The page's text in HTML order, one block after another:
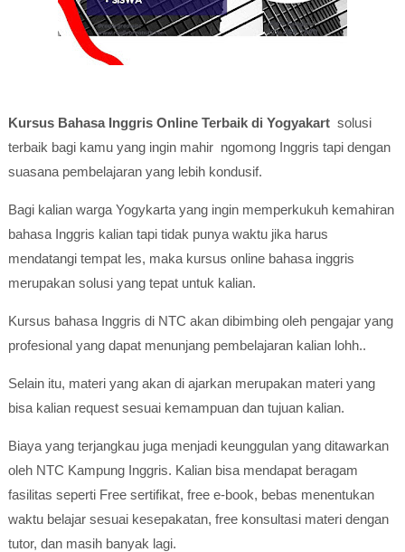
Kursus Bahasa Inggris Online Terbaik di Yogyakart solusi
terbaik bagi kamu yang ingin mahir ngomong Inggris tapi dengan
suasana pembelajaran yang lebih kondusif.
Bagi kalian warga Yogykarta yang ingin memperkukuh kemahiran
bahasa Inggris kalian tapi tidak punya waktu jika harus
mendatangi tempat les, maka kursus online bahasa inggris
merupakan solusi yang tepat untuk kalian.
Kursus bahasa Inggris di NTC akan dibimbing oleh pengajar yang
profesional yang dapat menunjang pembelajaran kalian lohh..
Selain itu, materi yang akan di ajarkan merupakan materi yang
bisa kalian request sesuai kemampuan dan tujuan kalian.
Biaya yang terjangkau juga menjadi keunggulan yang ditawarkan
oleh NTC Kampung Inggris. Kalian bisa mendapat beragam
fasilitas seperti Free sertifikat, free e-book, bebas menentukan
waktu belajar sesuai kesepakatan, free konsultasi materi dengan
tutor, dan masih banyak lagi.